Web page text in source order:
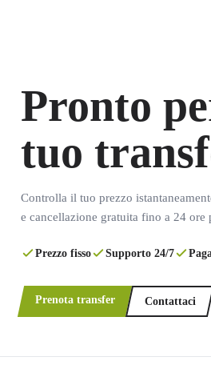
Pronto
tuo
Controlla il tuo prezzo
e cancellazione gratuita fino a 24 ore
Prezzo fisso Supporto 24/7
Prenota transfer Contattaci